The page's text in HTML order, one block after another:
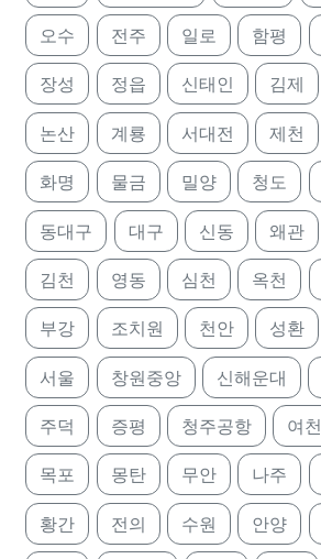
오수 전주 일로 함평
장성 정읍 신태인 김제
논산 계룡 서대전 제천
화명 물금 밀양 청도
동대구 대구 신동 왜관
김천 영동 심천 옥천
부강 조치원 천안 성환
서울 창원중앙 신해운대
주덕 증평 청주공항 여천
목포 몽탄 무안 나주
황간 전의 수원 안양